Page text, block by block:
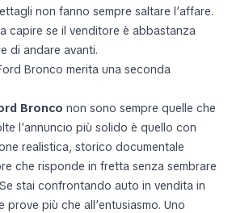
non fanno sempre saltare l’affare.
capire se il venditore è abbastanza
di andare avanti.
Bronco merita una seconda
Bronco non sono sempre quelle che
l’annuncio più solido è quello con
realistica, storico documentale
che risponde in fretta senza sembrare
stai confrontando auto in vendita in
prove più che all’entusiasmo. Uno